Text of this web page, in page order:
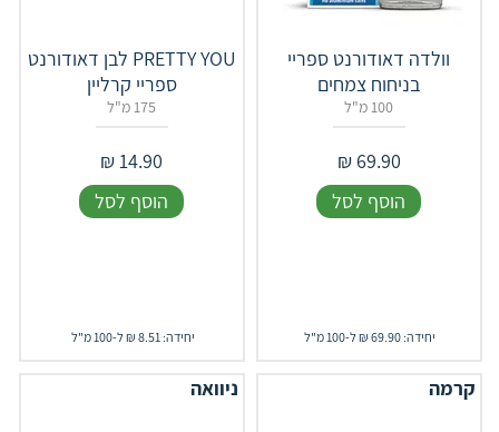
וולדה דאודורנט ספריי
בניחוח צמחים
100 מ"ל
69.90
₪
הוסף לסל
יחידה: 69.90 ₪ ל-100 מ"ל
PRETTY YOU לבן דאודורנט
ספריי קרליין
175 מ"ל
14.90
₪
הוסף לסל
יחידה: 8.51 ₪ ל-100 מ"ל
קרמה ניוואה